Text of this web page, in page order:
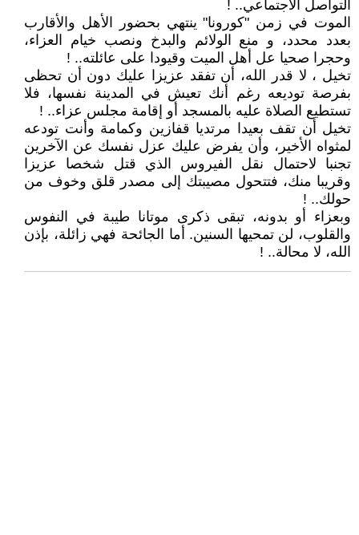
التواصل الاجتماعي.. !
الموت في زمن "كورونا" ينتهي بحضور الأهل والأقارب
بعدد محدد، و منع الولائم والبدخ ونصب خيام العزاء،
وحجرا صحيا عل أهل الميت وقيودا على عائلته.. !
تخيل ، لا قدر الله، أن تفقد عزيزا عليك دون أن تحظى
بفرصة توديعه رغم أنك تعيش في المدينة نفسها، فلا
تستطيع الصلاة عليه بالمسجد أو إقامة مجلس عزاء.. !
تخيل أن تقف بعيدا مرتديا قفازين وكمامة وأنت تودعه
لمثواه الأخير، وأن يفرض عليك عزل نفسك عن الآخرين
تجنبا لاحتمال نقل الفيروس الذي قتل شخصا عزيزا
وقريبا منك، فتتحول مصيبتك إلى مصدر قلق وخوف من
حولك.. !
وبعزاء أو بدونه، تبقى ذكرى موتانا طيبة في النفوس
والقلوب، لن تمحيها السنين. أما الجائحة فهي زائلة، بإذن
الله، لا محالة.. !